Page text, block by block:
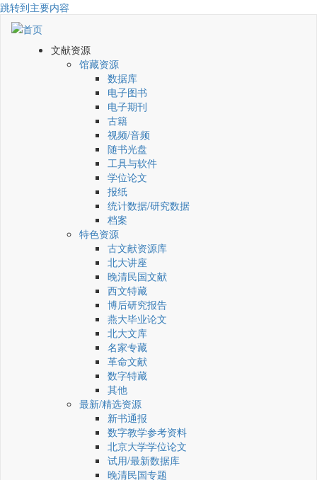
跳转到主要内容
文献资源
馆藏资源
数据库
电子图书
电子期刊
古籍
视频/音频
随书光盘
工具与软件
学位论文
报纸
统计数据/研究数据
档案
特色资源
古文献资源库
北大讲座
晚清民国文献
西文特藏
博后研究报告
燕大毕业论文
北大文库
名家专藏
革命文献
数字特藏
其他
最新/精选资源
新书通报
数字教学参考资料
北京大学学位论文
试用/最新数据库
晚清民国专题